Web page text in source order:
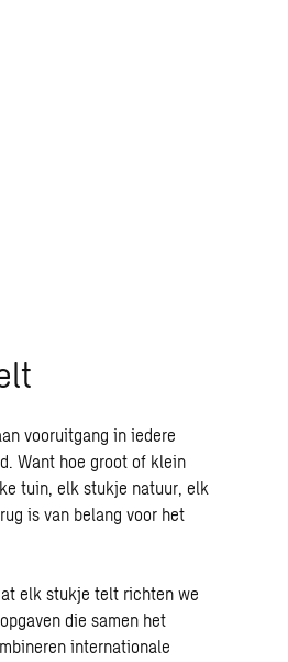
vooruitgang in iedere
Want hoe groot of klein
tuin, elk stukje natuur, elk
is van belang voor het
elk stukje telt richten we
die samen het
internationale